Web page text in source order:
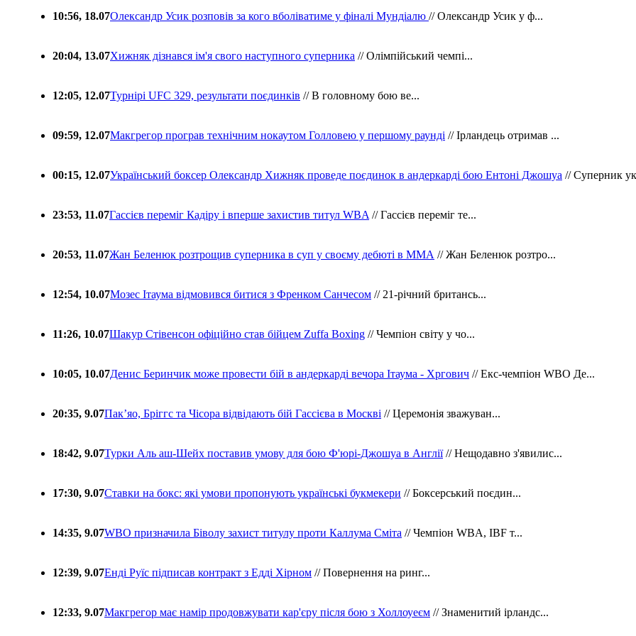
10:56, 18.07Олександр Усик розповів за кого вболіватиме у фіналі Мундіалю // Олександр Усик у ф...
20:04, 13.07Хижняк дізнався ім'я свого наступного суперника // Олімпійський чемпі...
12:05, 12.07Турнірі UFC 329, результати поєдинків // В головному бою ве...
09:59, 12.07Макгрегор програв технічним нокаутом Голловею у першому раунді // Ірландець отримав ...
00:15, 12.07Український боксер Олександр Хижняк проведе поєдинок в андеркарді бою Ентоні Джошуа // Суперник
23:53, 11.07Гассієв переміг Кадіру і вперше захистив титул WBA // Гассієв переміг те...
20:53, 11.07Жан Беленюк розтрощив суперника в суп у своєму дебюті в ММА // Жан Беленюк розтро...
12:54, 10.07Мозес Ітаума відмовився битися з Френком Санчесом // 21-річний британсь...
11:26, 10.07Шакур Стівенсон офіційно став бійцем Zuffa Boxing // Чемпіон світу у чо...
10:05, 10.07Денис Беринчик може провести бій в андеркарді вечора Ітаума - Хргович // Екс-чемпіон WBO Де...
20:35, 9.07Пакʼяо, Бріггс та Чісора відвідають бій Гассієва в Москві // Церемонія зважуван...
18:42, 9.07Турки Аль аш-Шейх поставив умову для бою Ф'юрі-Джошуа в Англії// Нещодавно з'явилис...
17:30, 9.07Ставки на бокс: які умови пропонують українські букмекери // Боксерський поєдин...
14:35, 9.07WBO призначила Біволу захист титулу проти Каллума Сміта // Чемпіон WBA, IBF т...
12:39, 9.07Енді Руїс підписав контракт з Едді Хірном // Повернення на ринг...
12:33, 9.07Макгрегор має намір продовжувати кар'єру після бою з Холлоуеєм // Знаменитий ірландс...